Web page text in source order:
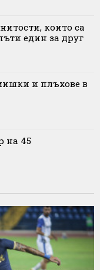
които са
един за друг
и плъхове в
на 45